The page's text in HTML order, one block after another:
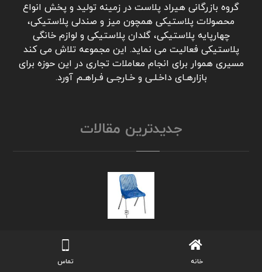
گروه بازرگانی هیراد پلاست در زمینه تولید و پخش انواع
محصولات پلاستیکی همچون میز و صندلی پلاستیکی،
چهارپایه پلاستیکی، گلدان پلاستیکی و لوازم خانگی
پلاستیکی فعالیت می نماید. این مجموعه تلاش می کند
مسیری هموار برای انجام معاملات تجاری در این حوزه برای
بازارهـای داخـلـی و خـارجـی فـراهـم آورد.
جدیدترین مقالات
صندلی پلاستیکی پایه فلزی | خرید آنلاین و ارزان
خانه تماس